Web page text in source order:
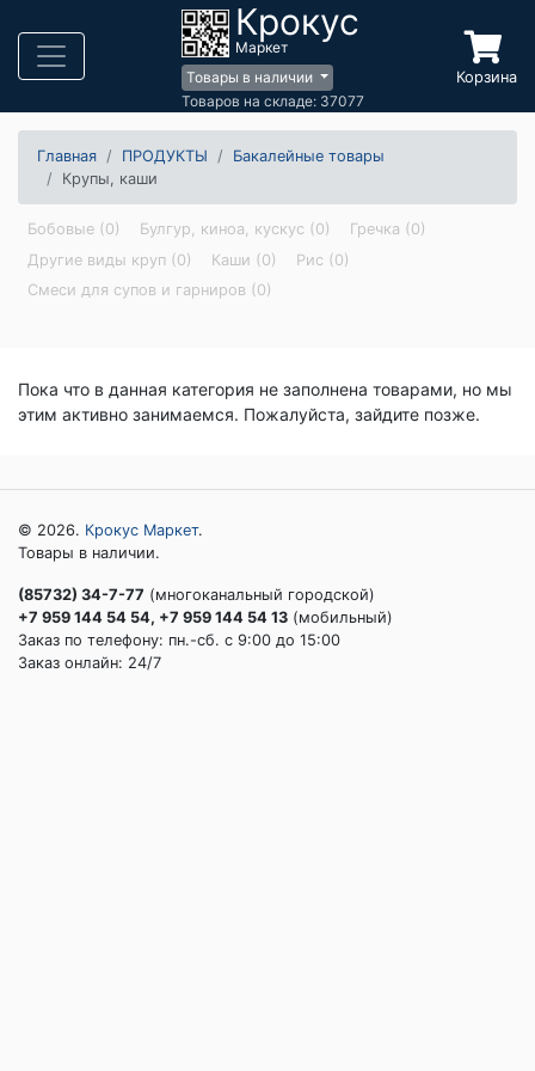
Крокус
Маркет
Товары в наличии
Товаров на складе: 37077
Корзина
Главная ПРОДУКТЫ
Бакалейные товары
Крупы, каши
Бобовые (0) Булгур, киноа, кускус (0)
Гречка (0)
Другие виды круп (0)
Каши (0)
Рис (0)
Смеси для супов и гарниров (0)
Пока что в данная категория не заполнена товарами, но мы
этим активно занимаемся. Пожалуйста, зайдите позже.
© 2026. Крокус Маркет.
Товары в наличии.
(85732) 34-7-77 (многоканальный городской)
+7 959 144 54 54, +7 959 144 54 13 (мобильный)
Заказ по телефону: пн.-сб. c 9:00 до 15:00
Заказ онлайн: 24/7